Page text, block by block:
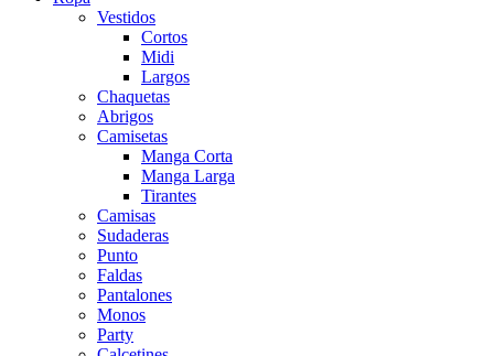
Vestidos
Cortos
Midi
Largos
Chaquetas
Abrigos
Camisetas
Manga Corta
Manga Larga
Tirantes
Camisas
Sudaderas
Punto
Faldas
Pantalones
Monos
Party